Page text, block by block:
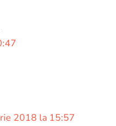
2018 la 15:57